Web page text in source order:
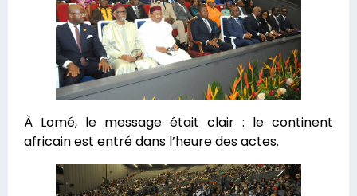
À Lomé, le message était clair : le continent
africain est entré dans l’heure des actes.